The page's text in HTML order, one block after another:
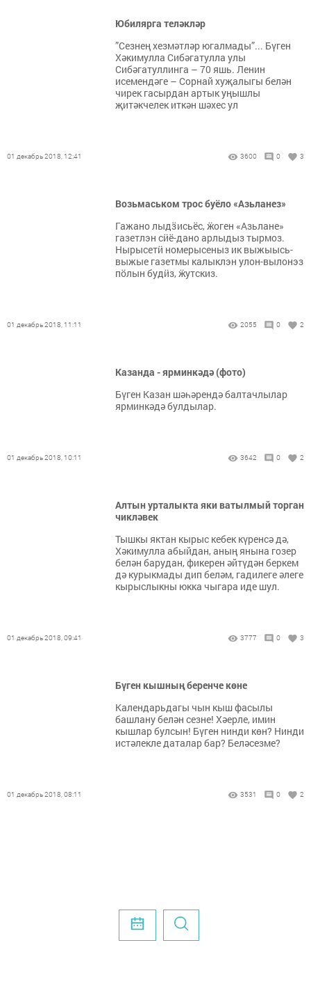
Юбилярга теләкләр
”Сезнең хезмәтләр югалмады”... Бүген
Хәкимулла Сибәгатулла улы
Сибәгатуллинга – 70 яшь. Ленин
исемендәге – Сорнай хуҗалыгы белән
чирек гасырдан артык уңышлы
җитәкчелек иткән шәхес ул
01 декабрь 2018, 12:41 3600 0 3
Возьмаськом трос буёло «Азьланез»
Гажано лыдӟисьёс, ӝоген «Азьлане»
газетлэн сӥё-дано арлыдыз тырмоз.
Нырысетӥ номерысеныз ик выжыысь-
выжые газетмы калыклэн улон-вылонэз
пӧлын будӥз, ӝутскиз.
01 декабрь 2018, 11:11 2055 0 2
Казанда - ярминкәдә (фото)
Бүген Казан шәһәрендә балтачлылар
ярминкәдә булдылар.
01 декабрь 2018, 10:11 3642 0 2
Алтын урталыкта яки ватылмый торган
чикләвек
Тышкы яктан кырыс кебек күренсә дә,
Хәкимулла абыйдан, аның янына гозер
белән барудан, фикерен әйтүдән беркем
дә курыкмады дип беләм, гадилеге әлеге
кырыслыкны юкка чыгара иде шул.
01 декабрь 2018, 09:41 3777 0 3
Бүген кышның беренче көне
Календарьдагы чын кыш фасылы
башлану белән сезне! Хәерле, имин
кышлар булсын! Бүген нинди көн? Нинди
истәлекле даталар бар? Беләсезме?
01 декабрь 2018, 08:11 3531 0 2